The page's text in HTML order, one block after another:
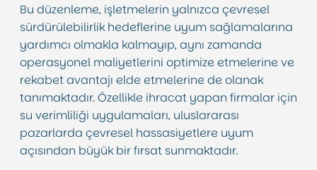
Bu düzenleme, işletmelerin yalnızca çevresel
sürdürülebilirlik hedeflerine uyum sağlamalarına
yardımcı olmakla kalmayıp, aynı zamanda
operasyonel maliyetlerini optimize etmelerine ve
rekabet avantajı elde etmelerine de olanak
tanımaktadır. Özellikle ihracat yapan firmalar için
su verimliliği uygulamaları, uluslararası
pazarlarda çevresel hassasiyetlere uyum
açısından büyük bir fırsat sunmaktadır.